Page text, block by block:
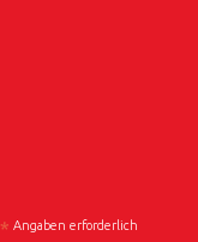
* Angaben erforderlich